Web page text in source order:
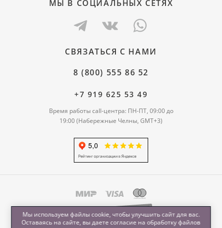
МЫ В СОЦИАЛЬНЫХ СЕТЯХ
СВЯЗАТЬСЯ С НАМИ
8 (800) 555 86 52
+7 919 625 53 49
Время работы call-центра: ПН-ПТ, 09:00 до
19:00 (Набережные Челны, GMT+3)
Мы используем файлы cookie, чтобы улучшить сайт для вас.
Оставаясь на сайте, вы даете согласие на обработкуфайлов